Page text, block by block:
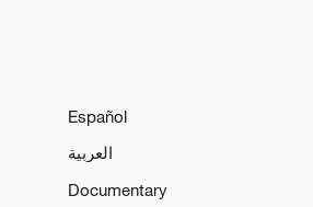
Español
العربية
Documentary